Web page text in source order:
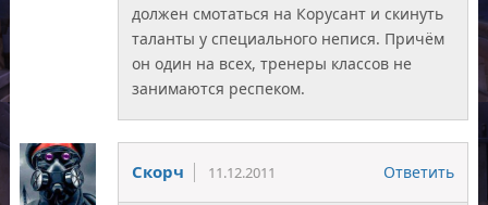
должен смотаться на Корусант и скинуть
таланты у специального непися. Причём
он один на всех, тренеры классов не
занимаются респеком.
Скорч 11.12.2011 Ответить